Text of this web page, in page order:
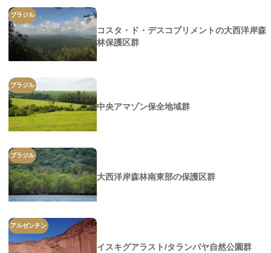
ブラジル
コスタ・ド・デスコブリメントの大西洋岸森
林保護区群
ブラジル
中央アマゾン保全地域群
ブラジル
大西洋岸森林南東部の保護区群
アルゼンチン
イスキグアラスト/タランパヤ自然公園群